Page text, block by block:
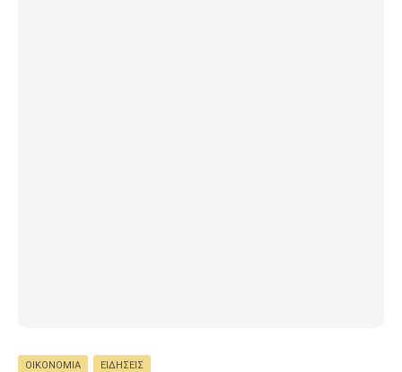
ΟΙΚΟΝΟΜΊΑ ΕΙΔΉΣΕΙΣ